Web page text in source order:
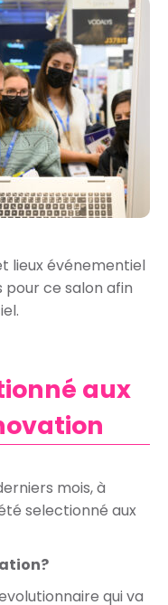
lieux événementiel
ce salon afin
aux
mois, à
selectionné aux
qui va